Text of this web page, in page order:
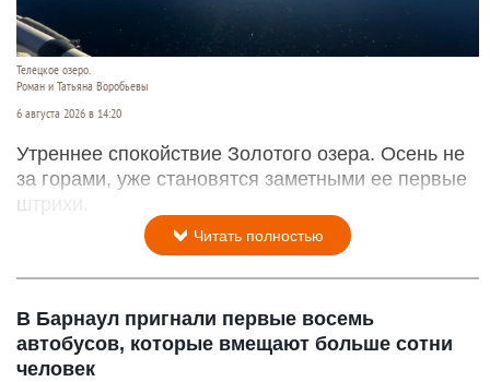
Телецкое озеро.
Роман и Татьяна Воробьевы
6 августа 2026 в 14:20
Утреннее спокойствие Золотого озера. Осень не
за горами, уже становятся заметными ее первые
штрихи.
Читать полностью
В Барнаул пригнали первые восемь
автобусов, которые вмещают больше сотни
человек